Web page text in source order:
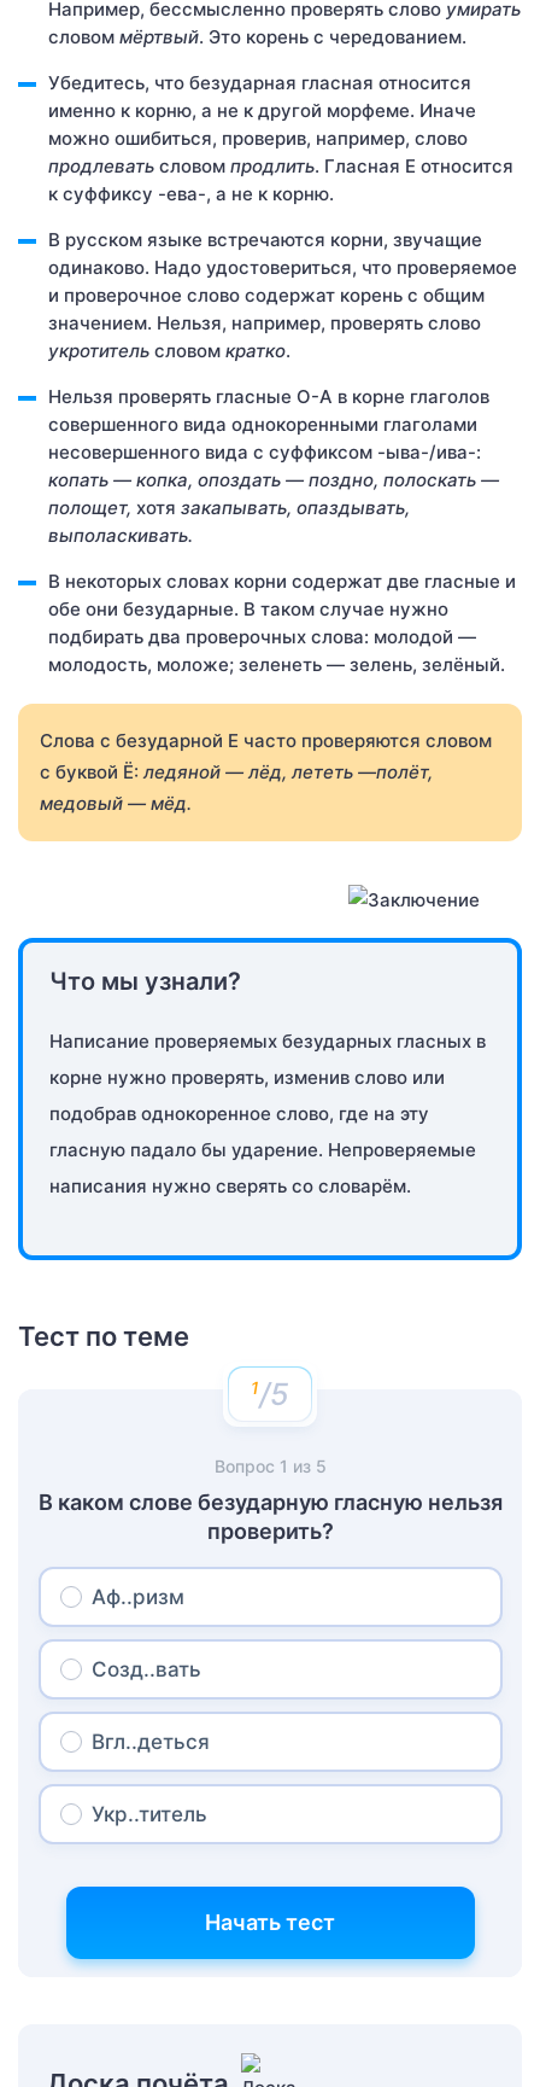
Например, бессмысленно проверять слово умирать
словом мёртвый. Это корень с чередованием.
Убедитесь, что безударная гласная относится
именно к корню, а не к другой морфеме. Иначе
можно ошибиться, проверив, например, слово
продлевать словом продлить. Гласная Е относится
к суффиксу -ева-, а не к корню.
В русском языке встречаются корни, звучащие
одинаково. Надо удостовериться, что проверяемое
и проверочное слово содержат корень с общим
значением. Нельзя, например, проверять слово
укротитель словом кратко.
Нельзя проверять гласные О-А в корне глаголов
совершенного вида однокоренными глаголами
несовершенного вида с суффиксом -ыва-/ива-:
копать — копка, опоздать — поздно, полоскать —
полощет, хотя закапывать, опаздывать,
выполаскивать.
В некоторых словах корни содержат две гласные и
обе они безударные. В таком случае нужно
подбирать два проверочных слова: молодой —
молодость, моложе; зеленеть — зелень, зелёный.
Слова с безударной Е часто проверяются словом
с буквой Ё:ледяной — лёд, лететь —полёт,
медовый — мёд.
Что мы узнали?
Написание проверяемых безударных гласных в
корне нужно проверять, изменив слово или
подобрав однокоренное слово, где на эту
гласную падало бы ударение. Непроверяемые
написания нужно сверять со словарём.
Тест по теме
/5
Вопрос 1 из 5
В каком слове безударную гласную нельзя
проверить?
Аф..ризм
Созд..вать
Вгл..деться
Укр..титель
Начать тест